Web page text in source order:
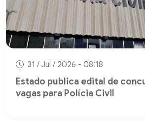
31 / Jul / 2026 - 08:18
Estado publica edital de
vagas para Polícia Civil